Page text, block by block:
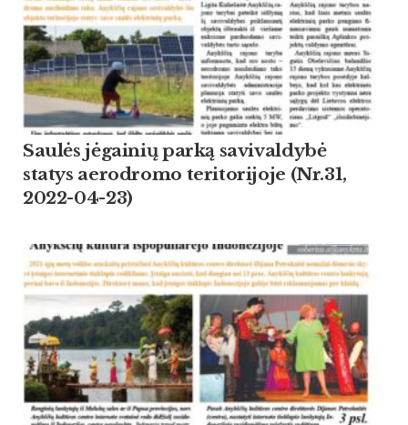
Saulės jėgainių parką savivaldybė
statys aerodromo teritorijoje (Nr.31,
2022-04-23)